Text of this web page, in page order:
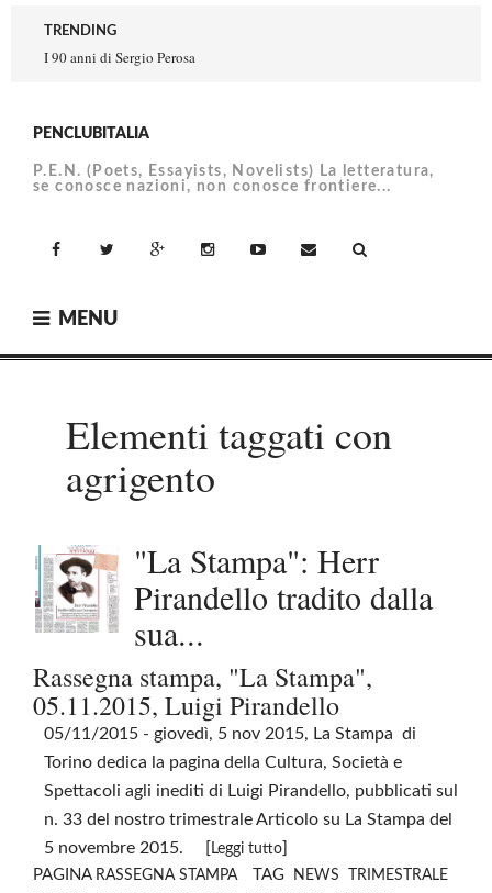
content
TRENDING
I 90 anni di Sergio Perosa
PENCLUBITALIA
P.E.N. (Poets, Essayists, Novelists) La letteratura,
se conosce nazioni, non conosce frontiere...
Twitter Google+ Email
MENU
Elementi taggati con
agrigento
"La Stampa": Herr
Pirandello tradito dalla
sua...
Rassegna stampa, "La Stampa",
05.11.2015, Luigi Pirandello
05/11/2015 - giovedì, 5 nov 2015, La Stampa di
Torino dedica la pagina della Cultura, Società e
Spettacoli agli inediti di Luigi Pirandello, pubblicati sul
n. 33 del nostro trimestrale Articolo su La Stampa del
5 novembre 2015. [ Leggi tutto]
PAGINA RASSEGNA STAMPA TAG NEWS
TRIMESTRALE